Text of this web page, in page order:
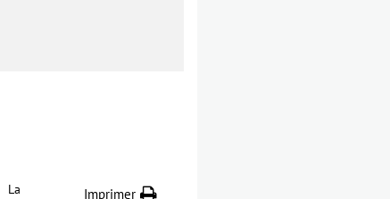
La
Imprimer